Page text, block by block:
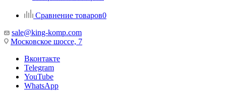
Сравнение товаров0
sale@king-komp.com
Московское шоссе, 7
Вконтакте
Telegram
YouTube
WhatsApp